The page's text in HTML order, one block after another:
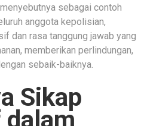
sebagai contoh
anggota kepolisian,
dan rasa tanggung jawab yang
memberikan perlindungan,
sebaik-baiknya.
Sikap